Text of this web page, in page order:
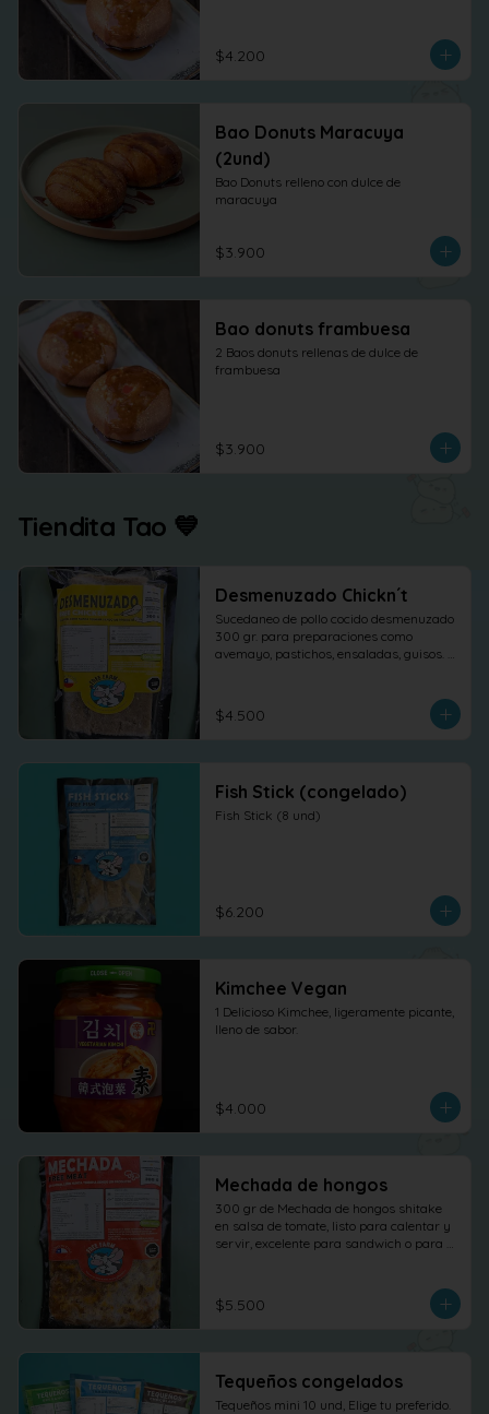
$4.200
Bao Donuts Maracuya
(2und)
Bao Donuts relleno con dulce de
maracuya
$3.900
Bao donuts frambuesa
2 Baos donuts rellenas de dulce de
frambuesa
$3.900
Tiendita Tao 💙
Desmenuzado Chickn´t
Sucedaneo de pollo cocido desmenuzado
300 gr. para preparaciones como
avemayo, pastichos, ensaladas, guisos.
$4.500
Fish Stick (congelado)
Fish Stick (8 und)
$6.200
Kimchee Vegan
1 Delicioso Kimchee, ligeramente picante,
lleno de sabor.
$4.000
Mechada de hongos
300 gr de Mechada de hongos shitake
en salsa de tomate, listo para calentar y
servir, excelente para sandwich o para
$5.500
Tequeños congelados
Tequeños mini 10 und, Elige tu preferido.